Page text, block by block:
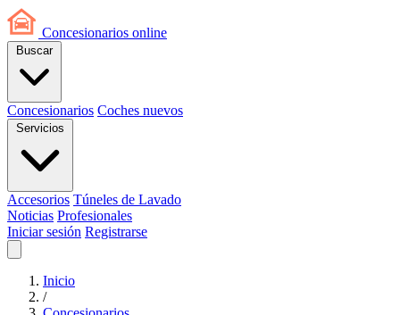
Concesionarios online
Buscar
Concesionarios Coches nuevos
Servicios
Accesorios Túneles de Lavado
Noticias Profesionales
Iniciar sesión Registrarse
Inicio
/